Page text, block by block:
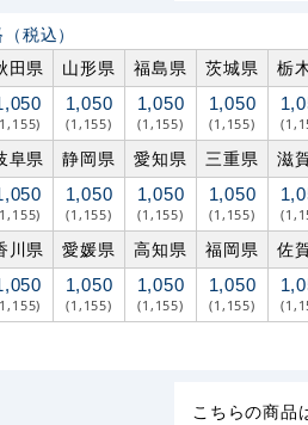
（税込）
田県 山形県 福島県 茨城県 栃
1,050
(1,155)
1,050
(1,155)
1,050
(1,155)
阜県 静岡県 愛知県 三重県 滋
1,050
(1,155)
1,050
(1,155)
1,050
(1,155)
川県 愛媛県 高知県 福岡県 佐
1,050
(1,155)
1,050
(1,155)
1,050
(1,155)
こちらの商品